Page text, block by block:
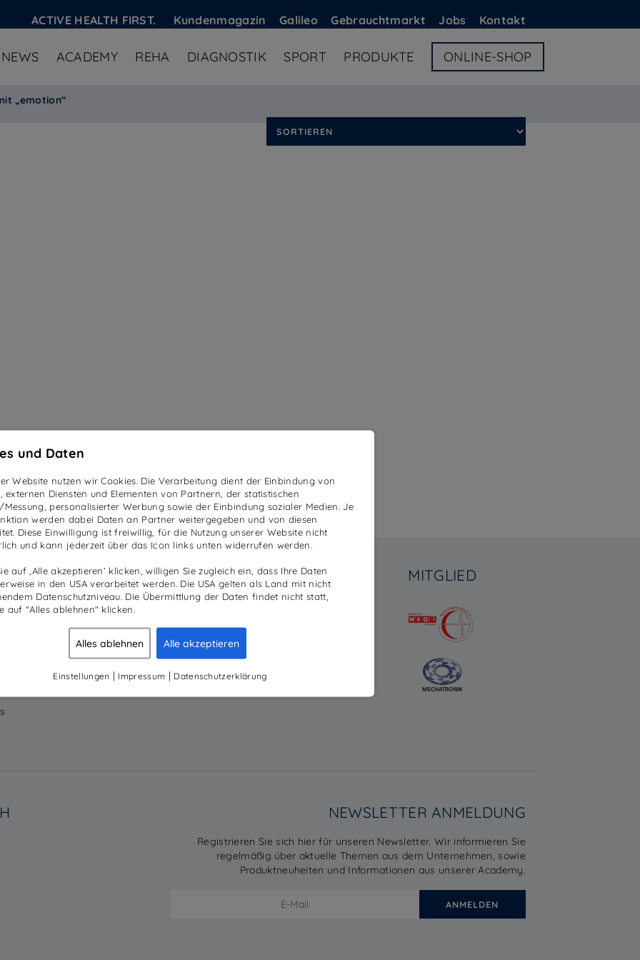
ACTIVE HEALTH FIRST. Kundenmagazin Galileo Gebrauchtmarkt Jobs Kontakt
NEWS ACADEMY REHA DIAGNOSTIK SPORT PRODUKTE ONLINE-SHOP
„emotion“
SOCIAL
Facebook
LinkedIn
MITGLIED
NEWSLETTER ANMELDUNG
Registrieren Sie sich hier für unseren Newsletter. Wir informieren Sie
regelmäßig über aktuelle Themen aus dem Unternehmen, sowie
Produktneuheiten und Informationen aus unserer Academy.
und Daten
Website nutzen wir Cookies. Die Verarbeitung dient der Einbindung von
externen Diensten und Elementen von Partnern, der statistischen
Messung, personalisierter Werbung sowie der Einbindung sozialer Medien. Je
werden dabei Daten an Partner weitergegeben und von diesen
Diese Einwilligung ist freiwillig, für die Nutzung unserer Website nicht
und kann jederzeit über das Icon links unten widerrufen werden.
auf ‚Alle akzeptieren‘ klicken, willigen Sie zugleich ein, dass Ihre Daten
in den USA verarbeitet werden. Die USA gelten als Land mit nicht
Datenschutzniveau. Die Übermittlung der Daten findet nicht statt,
auf "Alles ablehnen" klicken.
Alles ablehnen Alle akzeptieren
Einstellungen | Impressum | Datenschutzerklärung